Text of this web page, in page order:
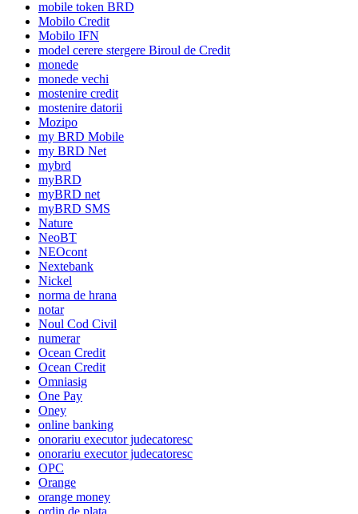
mobile token BRD
Mobilo Credit
Mobilo IFN
model cerere stergere Biroul de Credit
monede
monede vechi
mostenire credit
mostenire datorii
Mozipo
my BRD Mobile
my BRD Net
mybrd
myBRD
myBRD net
myBRD SMS
Nature
NeoBT
NEOcont
Nextebank
Nickel
norma de hrana
notar
Noul Cod Civil
numerar
Ocean Credit
Ocean Credit
Omniasig
One Pay
Oney
online banking
onorariu executor judecatoresc
onorariu executor judecatoresc
OPC
Orange
orange money